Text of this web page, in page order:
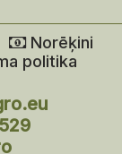
Norēķini
politika